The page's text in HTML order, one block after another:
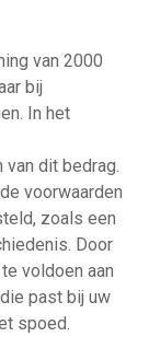
van 2000
bij
In het
dit bedrag.
voorwaarden
zoals een
Door
voldoen aan
past bij uw
spoed.